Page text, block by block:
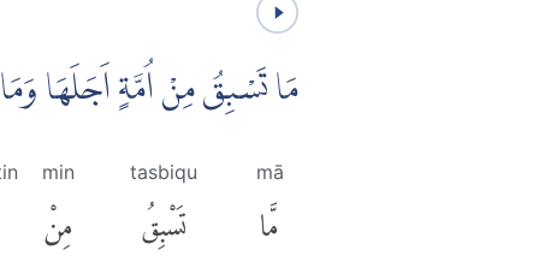
مَا تَسْبِقُ مِنْ اُمَّةٍ اَجَلَهَا
mā
مَّا
tasbiqu
تَسْبِقُ
min
مِنْ